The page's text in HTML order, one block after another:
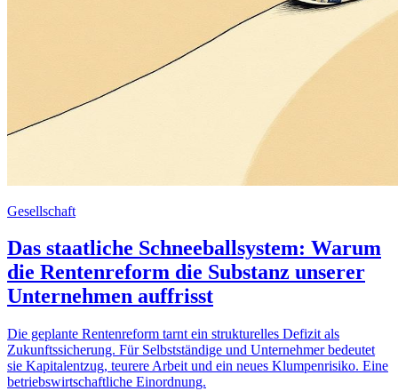
Gesellschaft
Das staatliche Schneeballsystem: Warum
die Rentenreform die Substanz unserer
Unternehmen auffrisst
Die geplante Rentenreform tarnt ein strukturelles Defizit als
Zukunftssicherung. Für Selbstständige und Unternehmer bedeutet
sie Kapitalentzug, teurere Arbeit und ein neues Klumpenrisiko. Eine
betriebswirtschaftliche Einordnung.